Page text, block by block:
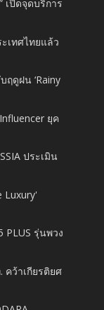
เปิดจุดบริการ
เทศไทยแล้ว
ฤดูฝน ‘Rainy
ยุค
ประเมิน
Luxury'
PLUS รุ่นพวง
คว้าเกียรติยศ